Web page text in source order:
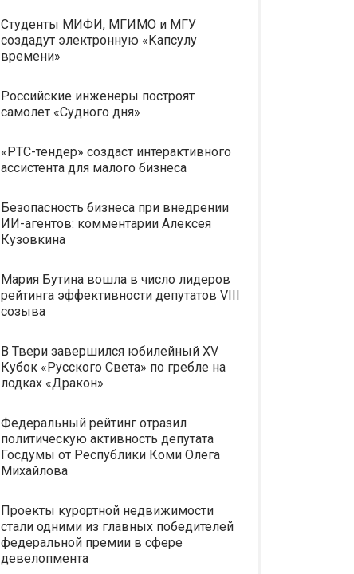
Студенты МИФИ, МГИМО и МГУ
создадут электронную «Капсулу
времени»
Российские инженеры построят
самолет «Судного дня»
«РТС-тендер» создаст интерактивного
ассистента для малого бизнеса
Безопасность бизнеса при внедрении
ИИ-агентов: комментарии Алексея
Кузовкина
Мария Бутина вошла в число лидеров
рейтинга эффективности депутатов VIII
созыва
В Твери завершился юбилейный XV
Кубок «Русского Света» по гребле на
лодках «Дракон»
Федеральный рейтинг отразил
политическую активность депутата
Госдумы от Республики Коми Олега
Михайлова
Проекты курортной недвижимости
стали одними из главных победителей
федеральной премии в сфере
девелопмента